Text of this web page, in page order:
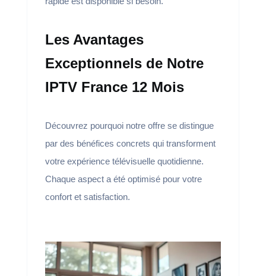
Les Avantages
Exceptionnels de Notre
IPTV France 12 Mois
Découvrez pourquoi notre offre se distingue
par des bénéfices concrets qui transforment
votre expérience télévisuelle quotidienne.
Chaque aspect a été optimisé pour votre
confort et satisfaction.